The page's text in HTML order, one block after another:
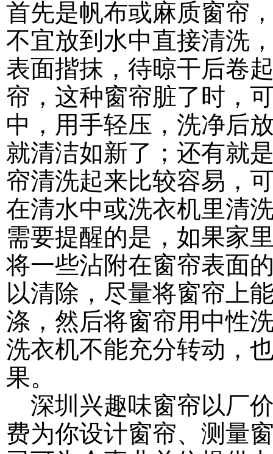
首先是帆布或麻质窗帘
不宜放到水中直接清洗
表面揩抹，待晾干后卷
帘，这种窗帘脏了时，
中，用手轻压，洗净后
就清洁如新了；还有就
帘清洗起来比较容易，
在清水中或洗衣机里清
需要提醒的是，如果家
将一些沾附在窗帘表面
以清除，尽量将窗帘上
涤，然后将窗帘用中性
洗衣机不能充分转动，
果。
深圳兴趣味窗帘以厂
费为你设计窗帘、测量